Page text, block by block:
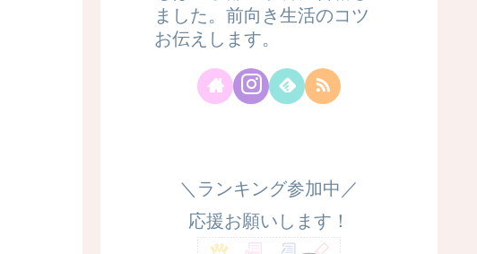
ました。前向き生活のコツ
お伝えします。
＼ランキング参加中／
応援お願いします！